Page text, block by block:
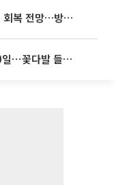
iM "LIG D&A, 천궁-II 매출 하반기 회복 전망…방산 톱픽 유지"
아옳이, 한의사 김형배와 벌써 200일⋯꽃다발 들고 "프러포즈 아냐"